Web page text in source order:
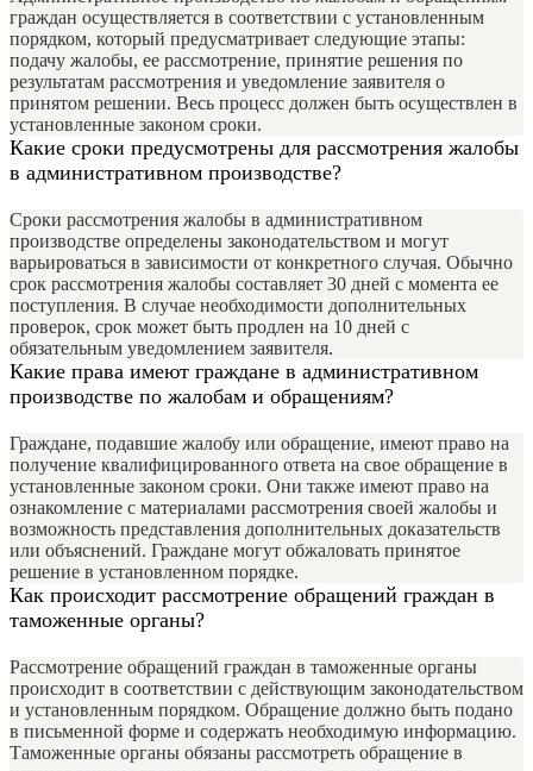
граждан осуществляется в соответствии с установленным
порядком, который предусматривает следующие этапы:
подачу жалобы, ее рассмотрение, принятие решения по
результатам рассмотрения и уведомление заявителя о
принятом решении. Весь процесс должен быть осуществлен в
установленные законом сроки.
Какие сроки предусмотрены для рассмотрения жалобы
в административном производстве?
Сроки рассмотрения жалобы в административном
производстве определены законодательством и могут
варьироваться в зависимости от конкретного случая. Обычно
срок рассмотрения жалобы составляет 30 дней с момента ее
поступления. В случае необходимости дополнительных
проверок, срок может быть продлен на 10 дней с
обязательным уведомлением заявителя.
Какие права имеют граждане в административном
производстве по жалобам и обращениям?
Граждане, подавшие жалобу или обращение, имеют право на
получение квалифицированного ответа на свое обращение в
установленные законом сроки. Они также имеют право на
ознакомление с материалами рассмотрения своей жалобы и
возможность представления дополнительных доказательств
или объяснений. Граждане могут обжаловать принятое
решение в установленном порядке.
Как происходит рассмотрение обращений граждан в
таможенные органы?
Рассмотрение обращений граждан в таможенные органы
происходит в соответствии с действующим законодательством
и установленным порядком. Обращение должно быть подано
в письменной форме и содержать необходимую информацию.
Таможенные органы обязаны рассмотреть обращение в